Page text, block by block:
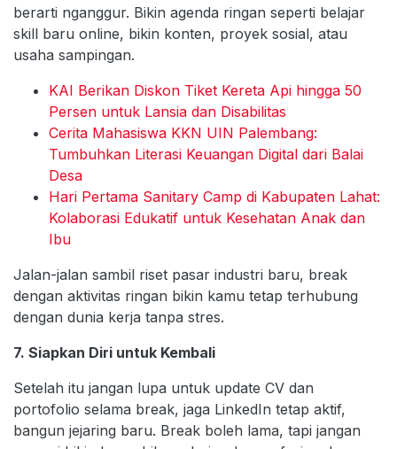
berarti nganggur. Bikin agenda ringan seperti belajar
skill baru online, bikin konten, proyek sosial, atau
usaha sampingan.
KAI Berikan Diskon Tiket Kereta Api hingga 50
Persen untuk Lansia dan Disabilitas
Cerita Mahasiswa KKN UIN Palembang:
Tumbuhkan Literasi Keuangan Digital dari Balai
Desa
Hari Pertama Sanitary Camp di Kabupaten Lahat:
Kolaborasi Edukatif untuk Kesehatan Anak dan
Ibu
Jalan-jalan sambil riset pasar industri baru, break
dengan aktivitas ringan bikin kamu tetap terhubung
dengan dunia kerja tanpa stres.
7. Siapkan Diri untuk Kembali
Setelah itu jangan lupa untuk update CV dan
portofolio selama break, jaga LinkedIn tetap aktif,
bangun jejaring baru. Break boleh lama, tapi jangan